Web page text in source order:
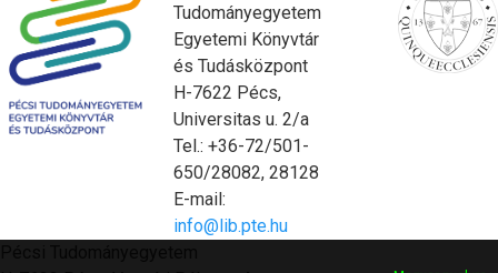
Tudományegyetem
Egyetemi Könyvtár
és Tudásközpont
H-7622 Pécs,
Universitas u. 2/a
Tel.: +36-72/501-
650/28082, 28128
E-mail:
info@lib.pte.hu